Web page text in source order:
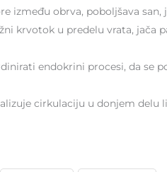
između obrva, poboljšava san,
krvotok u predelu vrata, jača
endokrini procesi, da se
cirkulaciju u donjem